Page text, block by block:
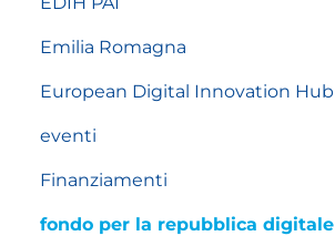
Emilia Romagna
European Digital Innovation Hub
eventi
Finanziamenti
fondo per la repubblica digitale